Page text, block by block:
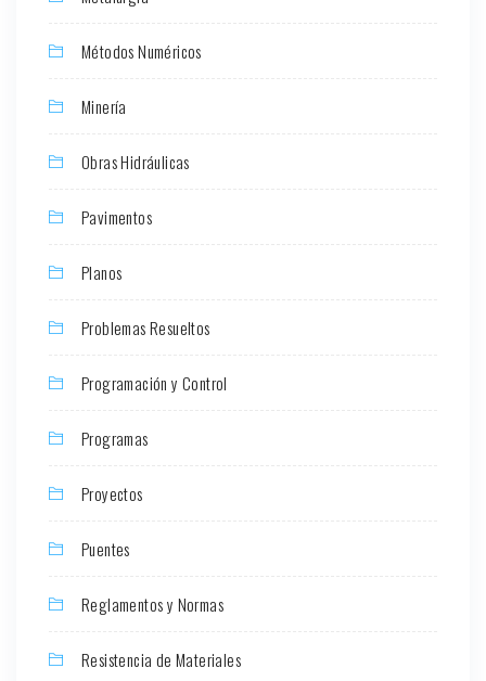
Métodos Numéricos
Minería
Obras Hidráulicas
Pavimentos
Planos
Problemas Resueltos
Programación y Control
Programas
Proyectos
Puentes
Reglamentos y Normas
Resistencia de Materiales